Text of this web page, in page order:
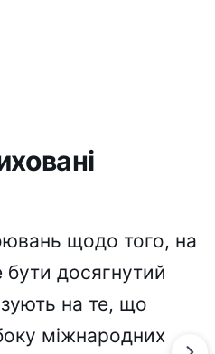
щодо того, на
досягнутий
на те, що
міжнародних